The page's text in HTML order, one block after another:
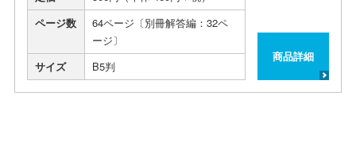
ページ数
64ページ〔別冊解答編：32ペ
ージ〕
サイズ
B5判
商品詳細